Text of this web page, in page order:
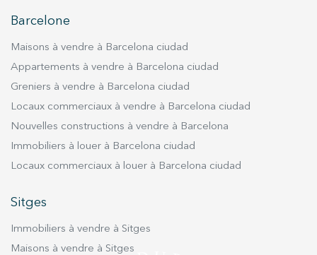
Barcelone
Maisons à vendre à Barcelona ciudad
Appartements à vendre à Barcelona ciudad
Greniers à vendre à Barcelona ciudad
Locaux commerciaux à vendre à Barcelona ciudad
Nouvelles constructions à vendre à Barcelona
Immobiliers à louer à Barcelona ciudad
Locaux commerciaux à louer à Barcelona ciudad
Sitges
Immobiliers à vendre à Sitges
Maisons à vendre à Sitges
sauvegarder les informations de préférence de l'utilisateur
pour améliorer la qualité de nos services et offrir une
Marketing et Publicité
les préférences et les choix personnels de l'utilisateur
grâce à l'observation continue de ses habitudes de
navigation. Grâce à eux, nous pouvons connaître les
habitudes de navigation sur le site Web et afficher des